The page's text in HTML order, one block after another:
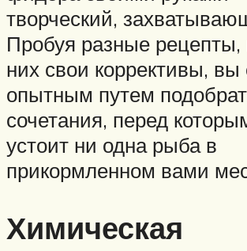
творческий,
Пробуя разные рецепты,
них свои коррективы,
опытным путем
сочетания, перед
устоит ни одна рыба в
прикормленном вами
Химическая